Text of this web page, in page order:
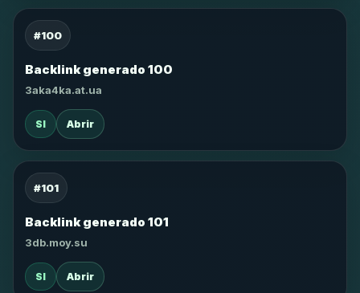
#100
Backlink generado 100
3aka4ka.at.ua
SI Abrir
#101
Backlink generado 101
3db.moy.su
SI Abrir